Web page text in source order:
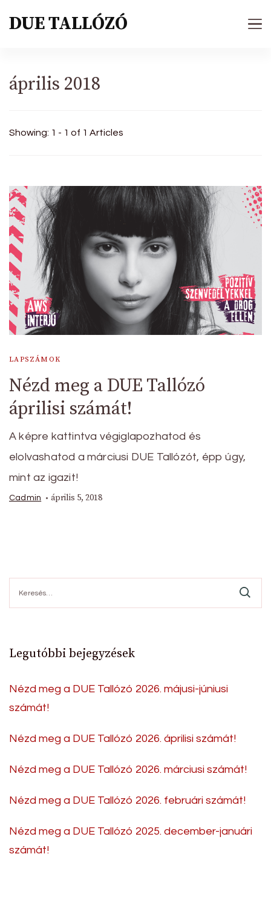
DUE TALLÓZÓ
április 2018
Showing: 1 - 1 of 1 Articles
LAPSZÁMOK
Nézd meg a DUE Tallózó
áprilisi számát!
A képre kattintva végiglapozhatod és
elolvashatod a márciusi DUE Tallózót, épp úgy,
mint az igazit!
Cadmin április 5, 2018
Legutóbbi bejegyzések
Nézd meg a DUE Tallózó 2026. májusi-júniusi
számát!
Nézd meg a DUE Tallózó 2026. áprilisi számát!
Nézd meg a DUE Tallózó 2026. márciusi számát!
Nézd meg a DUE Tallózó 2026. februári számát!
Nézd meg a DUE Tallózó 2025. december-januári
számát!